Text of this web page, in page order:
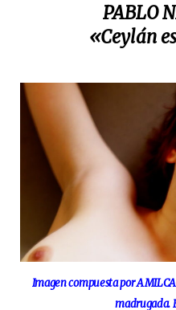
PABLO
«Ceylán
Imagen compuesta por
madrugada.